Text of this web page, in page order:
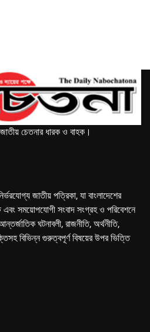
চেতনার ধারক ও বাহক।
জাতীয় পত্রিকা, যা বাংলাদেশের
এবং সময়োপযোগী সংবাদ সংগ্রহ ও পরিবেশনে
ঘটনাবলী, রাজনীতি, অর্থনীতি,
বিভিন্ন গুরুত্বপূর্ণ বিষয়ের উপর ভিত্তি